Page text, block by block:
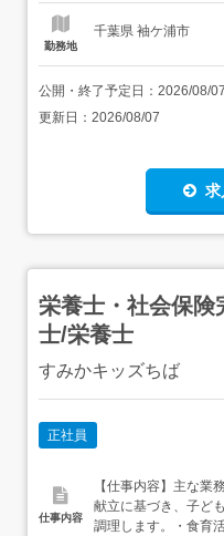
勤務地
千葉県 袖ケ浦市
公開・終了予定日： 2026/08/07
更新日： 2026/08/07
求
栄養士・社会保険
士/栄養士
すみかキッズちば
正社員
仕事内容
【仕事内容】主な業
献立に基づき、子ど
調理します。・食育